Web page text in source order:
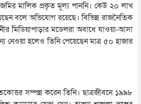
জমির মালিক প্রকৃত মূল্য পাননি। কেউ ২০ লাখ
বলে অভিযোগ রয়েছে। বিভিন্ন রাজনৈতিক
মিডিয়াপাড়ার মডেলরা অবাধে যাওয়া-আসা
হলেও তিনি পেয়েছেন মাত্র ৫০ হাজার
সম্পন্ন করেন তিনি। ছাত্রজীবনে ১৯৯৮